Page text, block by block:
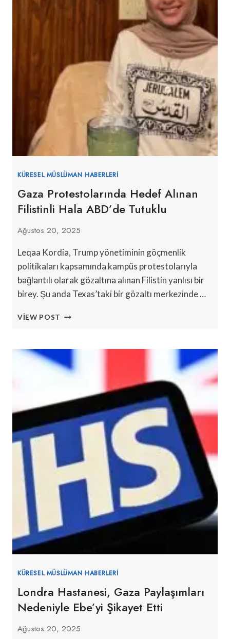
KÜRESEL MÜSLÜMAN HABERLERI
Gaza Protestolarında Hedef Alınan
Filistinli Hala ABD’de Tutuklu
Ağustos 20, 2025
Leqaa Kordia, Trump yönetiminin göçmenlik
politikaları kapsamında kampüs protestolarıyla
bağlantılı olarak gözaltına alınan Filistin yanlısı bir
birey. Şu anda Texas’taki bir gözaltı merkezinde …
VIEW POST GAZA
HALA
ABD’DE
KÜRESEL MÜSLÜMAN HABERLERI
Londra Hastanesi, Gaza Paylaşımları
Nedeniyle Ebe’yi Şikayet Etti
Ağustos 20, 2025